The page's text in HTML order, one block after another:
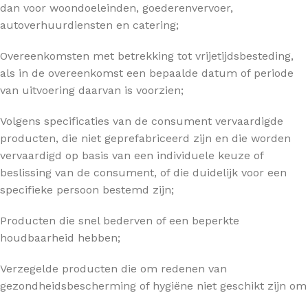
dan voor woondoeleinden, goederenvervoer,
autoverhuurdiensten en catering;
Overeenkomsten met betrekking tot vrijetijdsbesteding,
als in de overeenkomst een bepaalde datum of periode
van uitvoering daarvan is voorzien;
Volgens specificaties van de consument vervaardigde
producten, die niet geprefabriceerd zijn en die worden
vervaardigd op basis van een individuele keuze of
beslissing van de consument, of die duidelijk voor een
specifieke persoon bestemd zijn;
Producten die snel bederven of een beperkte
houdbaarheid hebben;
Verzegelde producten die om redenen van
gezondheidsbescherming of hygiëne niet geschikt zijn om